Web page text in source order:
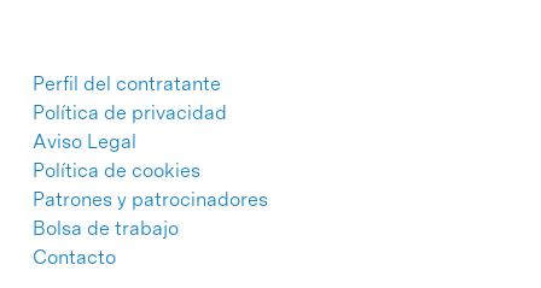
Perfil del contratante
Política de privacidad
Aviso Legal
Política de cookies
Patrones y patrocinadores
Bolsa de trabajo
Contacto